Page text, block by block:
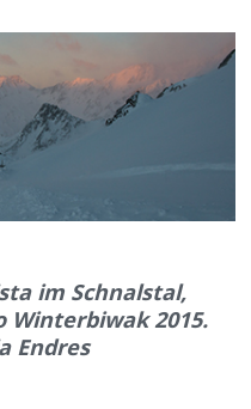
im Schnalstal,
Winterbiwak 2015.
Endres